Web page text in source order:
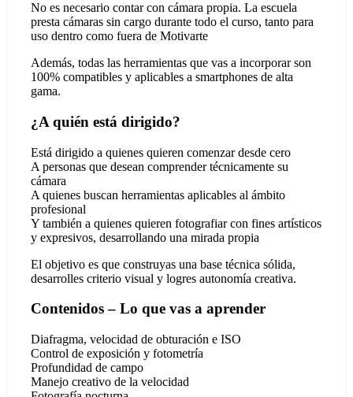
No es necesario contar con cámara propia. La escuela
presta cámaras sin cargo durante todo el curso, tanto para
uso dentro como fuera de Motivarte
Además, todas las herramientas que vas a incorporar son
100% compatibles y aplicables a smartphones de alta
gama.
¿A quién está dirigido?
Está dirigido a quienes quieren comenzar desde cero
A personas que desean comprender técnicamente su
cámara
A quienes buscan herramientas aplicables al ámbito
profesional
Y también a quienes quieren fotografiar con fines artísticos
y expresivos, desarrollando una mirada propia
El objetivo es que construyas una base técnica sólida,
desarrolles criterio visual y logres autonomía creativa.
Contenidos – Lo que vas a aprender
Diafragma, velocidad de obturación e ISO
Control de exposición y fotometría
Profundidad de campo
Manejo creativo de la velocidad